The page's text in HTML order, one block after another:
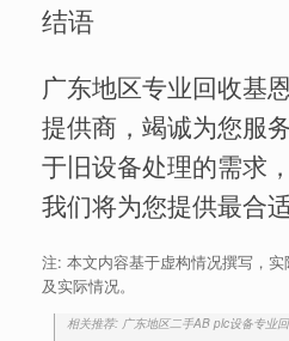
结语
广东地区专业回收基
提供商，竭诚为您服
于旧设备处理的需求
我们将为您提供最合
注: 本文内容基于虚构情况撰写，
及实际情况。
相关推荐: 广东地区二手AB plc设备专业